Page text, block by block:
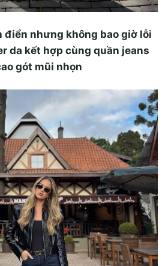
nhưng không bao giờ lỗi
da kết hợp cùng quần jeans
gót mũi nhọn